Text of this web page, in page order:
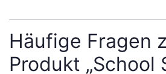
Häufige Fragen
Produkt „School